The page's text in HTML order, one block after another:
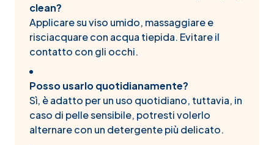
clean?
Applicare su viso umido, massaggiare e
risciacquare con acqua tiepida. Evitare il
contatto con gli occhi.
Posso usarlo quotidianamente?
Sì, è adatto per un uso quotidiano, tuttavia, in
caso di pelle sensibile, potresti volerlo
alternare con un detergente più delicato.